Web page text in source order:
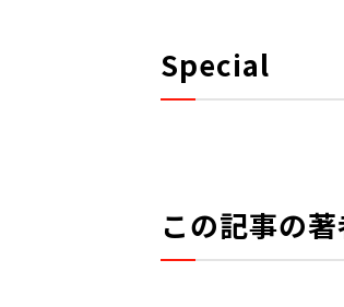
Special
この記事の著